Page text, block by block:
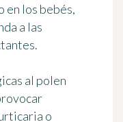
en los bebés,
a las
al polen
o